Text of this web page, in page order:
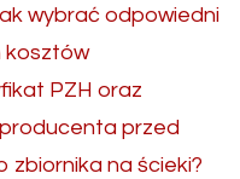
wybrać odpowiedni
kosztów
PZH oraz
przed
na ścieki?